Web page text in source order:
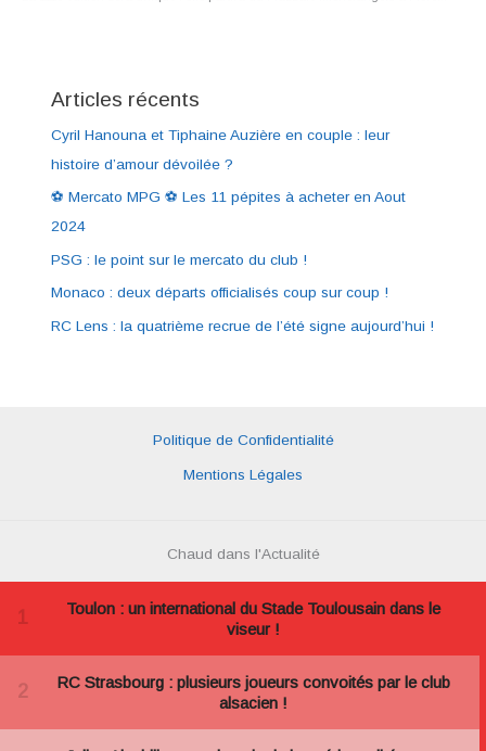
Articles récents
Cyril Hanouna et Tiphaine Auzière en couple : leur
histoire d’amour dévoilée ?
⚽ Mercato MPG ⚽ Les 11 pépites à acheter en Aout
2024
PSG : le point sur le mercato du club !
Monaco : deux départs officialisés coup sur coup !
RC Lens : la quatrième recrue de l’été signe aujourd’hui !
Politique de Confidentialité
Mentions Légales
Chaud dans l'Actualité